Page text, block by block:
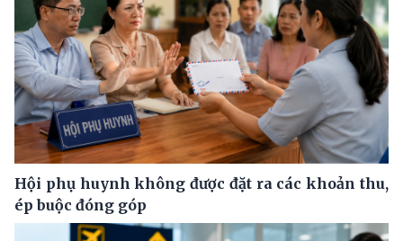
Hội phụ huynh không được đặt ra các khoản thu,
ép buộc đóng góp